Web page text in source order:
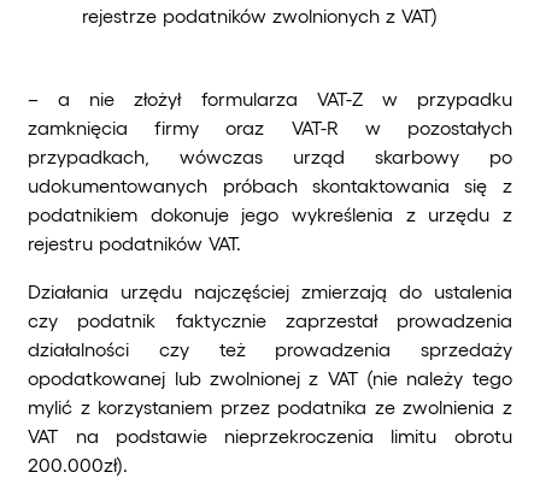
rejestrze podatników zwolnionych z VAT)
– a nie złożył formularza VAT-Z w przypadku
zamknięcia firmy oraz VAT-R w pozostałych
przypadkach, wówczas urząd skarbowy po
udokumentowanych próbach skontaktowania się z
podatnikiem dokonuje jego wykreślenia z urzędu z
rejestru podatników VAT.
Działania urzędu najczęściej zmierzają do ustalenia
czy podatnik faktycznie zaprzestał prowadzenia
działalności czy też prowadzenia sprzedaży
opodatkowanej lub zwolnionej z VAT (nie należy tego
mylić z korzystaniem przez podatnika ze zwolnienia z
VAT na podstawie nieprzekroczenia limitu obrotu
200.000zł).